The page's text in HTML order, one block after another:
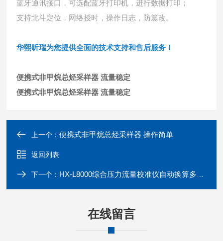
蓝牙通讯接口，可选配蓝牙打印机，进行数据打印；
支持北斗定位，网络授时，操作日志，防篡改。
华熙昕瑞为您提供全面的技术支持和售后服务！
便携式非甲烷总烃采样器 流量稳定
便携式非甲烷总烃采样器 流量稳定
上一个：便携式非甲烷总烃采样器 操作简单
返回列表
下一个： HX-L8000综合压力流量校准仪自动换算多种标况流量
在线留言